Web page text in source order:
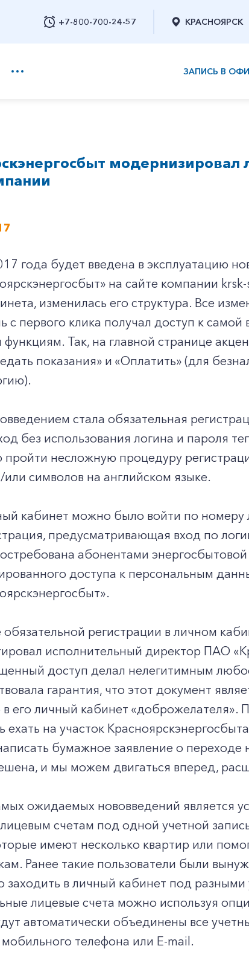
+7-800-700-24-57
Заказать обратный звонок
КРАСНОЯРСК
ЗАПИСЬ В
модернизировал
года будет введена в эксплуатацию
на сайте компании
изменилась его структура. Все
с первого клика получал доступ к
Так, на главной странице
показания» и «Оплатить» (для
стала обязательная
без использования логина и пароля
несложную процедуру
или символов на английском языке.
кабинет можно было войти по номеру
предусматривающая вход по
абонентами
доступа к персональным
обязательной регистрации в личном
исполнительный директор ПАО
доступ делал нелегитимным
гарантия, что этот документ
его личный кабинет «доброжелателя».
ехать на участок
бумажное заявление о
и мы можем двигаться вперед,
ожидаемых нововведений является
счетам под одной учетной
имеют несколько квартир или
Ранее такие пользователи были
заходить в личный кабинет под
лицевые счета можно используя
автоматически объединены все
телефона или E-mail.